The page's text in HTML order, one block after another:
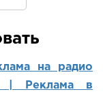
на радио
|
Реклама в